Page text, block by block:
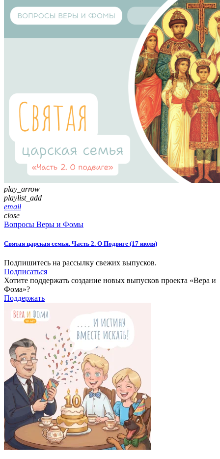
play_arrow
playlist_add
email
close
Вопросы Веры и Фомы
Святая царская семья. Часть 2. О Подвиге (17 июля)
Подпишитесь на рассылку свежих выпусков.
Подписаться
Хотите поддержать создание новых выпусков проекта «Вера и
Фома»?
Поддержать